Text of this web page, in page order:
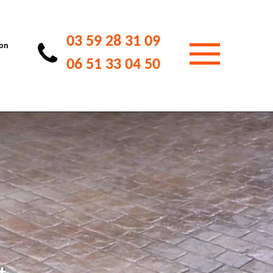
03 59 28 31 09
06 51 33 04 50